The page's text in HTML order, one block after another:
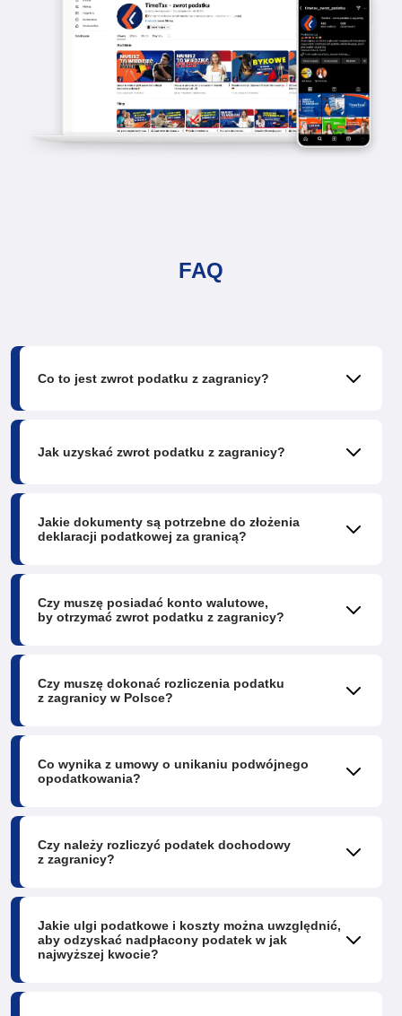
FAQ
Co to jest zwrot podatku z zagranicy?
Jak uzyskać zwrot podatku z zagranicy?
Jakie dokumenty są potrzebne do złożenia
deklaracji podatkowej za granicą?
Czy muszę posiadać konto walutowe,
by otrzymać zwrot podatku z zagranicy?
Czy muszę dokonać rozliczenia podatku
z zagranicy w Polsce?
Co wynika z umowy o unikaniu podwójnego
opodatkowania?
Czy należy rozliczyć podatek dochodowy
z zagranicy?
Jakie ulgi podatkowe i koszty można uwzględnić,
aby odzyskać nadpłacony podatek w jak
najwyższej kwocie?